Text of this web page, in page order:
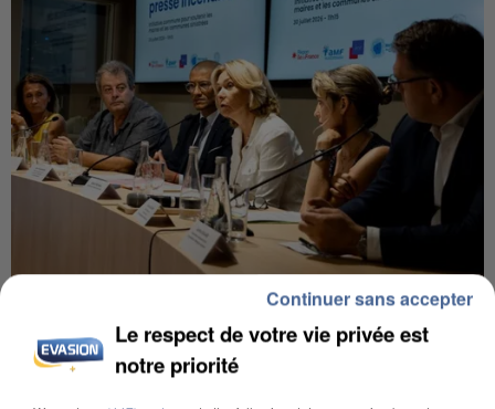
INCENDIES : L’ÎLE-DE-FRANCE LANCE UN ÉLAN
DE SOLIDARITÉ AVEC LES...
Le respect de votre vie privée est
notre priorité
Continuer sans accepter